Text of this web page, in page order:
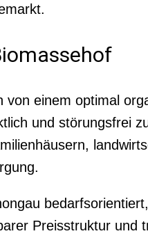
einem optimal
und störungsfrei
Preisstruktur und